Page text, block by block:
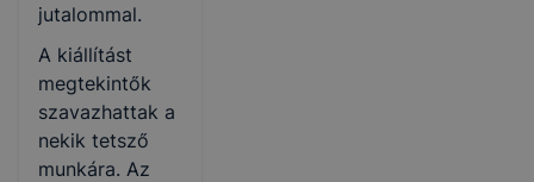
jutalommal.
A kiállítást
megtekintők
szavazhattak a
nekik tetsző
munkára. Az